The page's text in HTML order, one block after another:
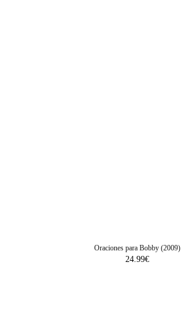
Oraciones para Bobby (2009)
24.99€